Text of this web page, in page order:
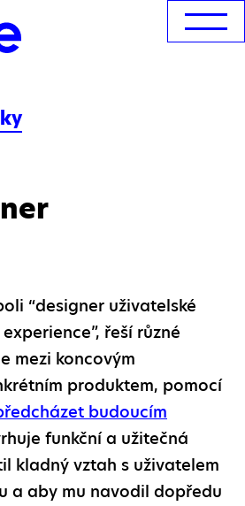
“designer uživatelské
řeší různé
mezi koncovým
produktem, pomocí
budoucím
funkční a užitečná
kladný vztah s uživatelem
a aby mu navodil dopředu